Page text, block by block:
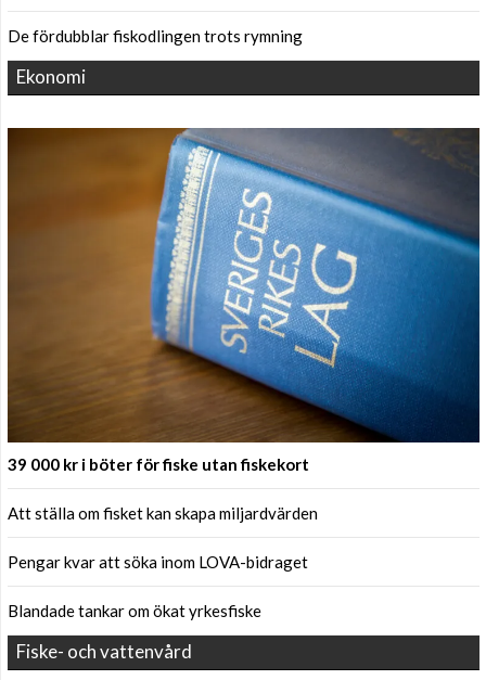
De fördubblar fiskodlingen trots rymning
Ekonomi
39 000 kr i böter för fiske utan fiskekort
Att ställa om fisket kan skapa miljardvärden
Pengar kvar att söka inom LOVA-bidraget
Blandade tankar om ökat yrkesfiske
Fiske- och vattenvård